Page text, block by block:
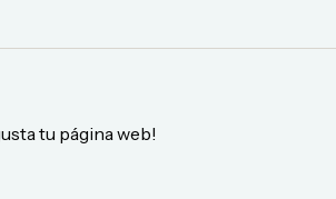
tu página web!